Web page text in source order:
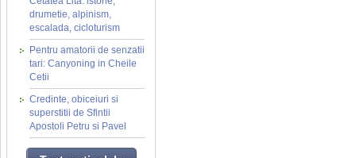
drumetie, alpinism,
escalada, cicloturism
Pentru amatorii de senzatii
tari: Canyoning in Cheile
Cetii
Credinte, obiceiuri si
superstitii de Sfintii
Apostoli Petru si Pavel